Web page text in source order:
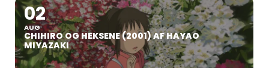
02
AUG
CHIHIRO OG HEKSENE (2001) AF HAYAO
MIYAZAKI